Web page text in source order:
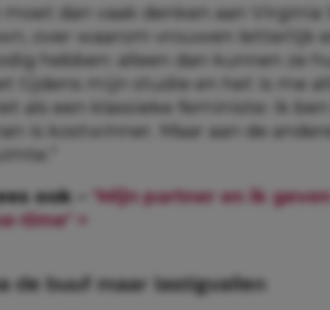
moet dan vaak denken aan Virginia
, over waarom vrouwen
hebben: alleen dan kunnen ze
tijdens mijn studie en het is me
als een klassieke feministe: ik
is kostwinner. Maar aan de
ook –
‘Mijn partner en ik
time’ >
de buuf maar lastigvallen